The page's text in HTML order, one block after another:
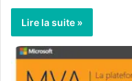
Lire la suite »